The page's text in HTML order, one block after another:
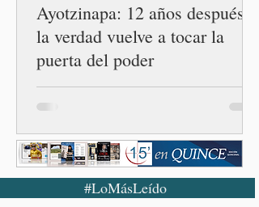
Ayotzinapa: 12 años después,
la verdad vuelve a tocar la
puerta del poder
#LoMásLeído